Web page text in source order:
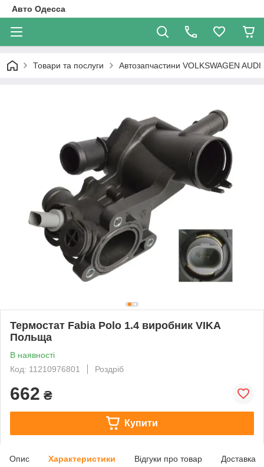
Авто Одесса
Товари та послуги Автозапчастини VOLKSWAGEN AUDI
Термостат Fabia Polo 1.4 виробник VIKA
Польща
В наявності
Код: 11210976801
Роздріб
662 ₴
Купити
Опис Характеристики Відгуки про товар Доставка